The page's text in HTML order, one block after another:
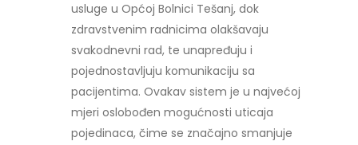
usluge u Općoj Bolnici Tešanj, dok
zdravstvenim radnicima olakšavaju
svakodnevni rad, te unapređuju i
pojednostavljuju komunikaciju sa
pacijentima. Ovakav sistem je u najvećoj
mjeri oslobođen mogućnosti uticaja
pojedinaca, čime se značajno smanjuje